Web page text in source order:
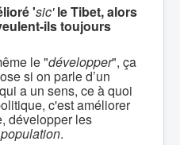
'sic'le Tibet, alors
ils toujours
le "développer", ça
si on parle d’un
a un sens, ce à quoi
c'est améliorer
développer les
.